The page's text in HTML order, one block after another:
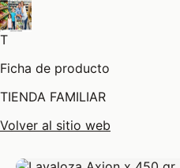
T
Ficha de producto
TIENDA FAMILIAR
Volver al sitio web